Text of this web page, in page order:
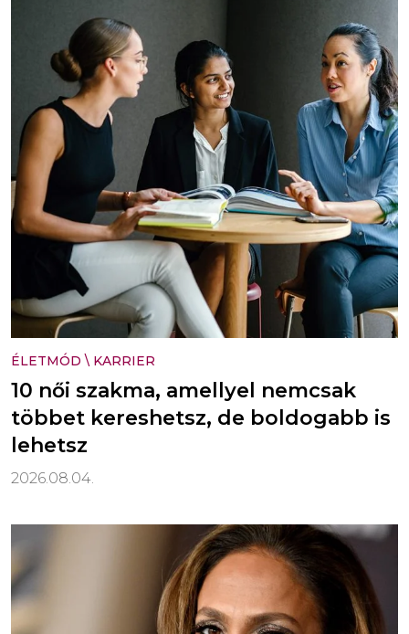
ÉLETMÓD \ KARRIER
10 női szakma, amellyel nemcsak
többet kereshetsz, de boldogabb is
lehetsz
2026.08.04.